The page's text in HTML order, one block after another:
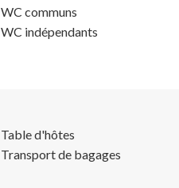
WC communs
WC indépendants
Table d'hôtes
Transport de bagages